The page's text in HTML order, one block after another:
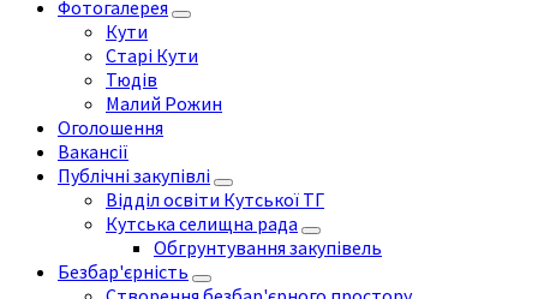
Фотогалерея
Кути
Старі Кути
Тюдів
Малий Рожин
Оголошення
Вакансії
Публічні закупівлі
Відділ освіти Кутської ТГ
Кутська селищна рада
Обгрунтування закупівель
Безбар'єрність